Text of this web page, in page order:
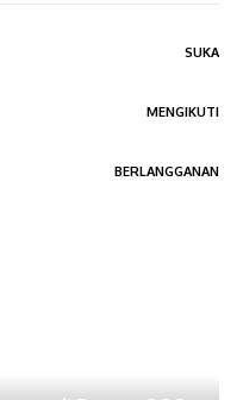
SUKA
MENGIKUTI
BERLANGGANAN